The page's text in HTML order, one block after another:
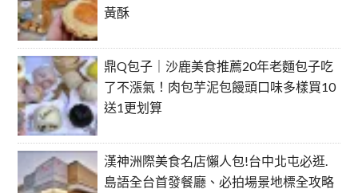
黃酥
鼎Q包子｜沙鹿美食推薦20年老麵包子吃
了不漲氣！肉包芋泥包饅頭口味多樣買10
送1更划算
漢神洲際美食名店懶人包!台中北屯必逛.
島語全台首發餐廳、必拍場景地標全攻略